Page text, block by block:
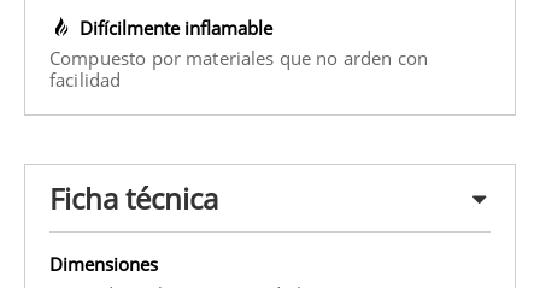
Difícilmente inflamable
Compuesto por materiales que no arden con
facilidad
Ficha técnica
Dimensiones